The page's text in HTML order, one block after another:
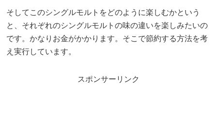
そしてこのシングルモルトをどのように楽しむかという
と、それぞれのシングルモルトの味の違いを楽しみたいの
です。かなりお金がかかります。そこで節約する方法を考
え実行しています。
スポンサーリンク